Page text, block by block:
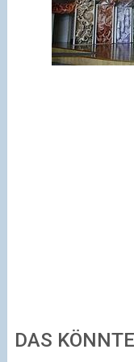
DAS